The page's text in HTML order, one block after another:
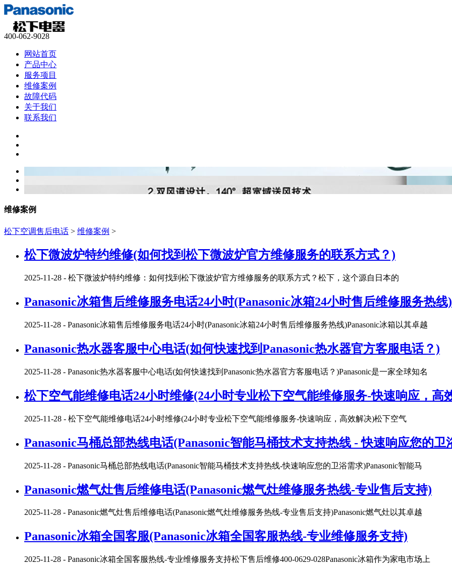
400-062-9028
网站首页
产品中心
服务项目
维修案例
故障代码
关于我们
联系我们
维修案例
松下空调售后电话 > 维修案例 >
松下微波炉特约维修(如何找到松下微波炉官方维修服务的联系方式？)
2025-11-28 - 松下微波炉特约维修：如何找到松下微波炉官方维修服务的联系方式？松下，这个源自日本的
Panasonic冰箱售后维修服务电话24小时(Panasonic冰箱24小时售后维修服务热线)
2025-11-28 - Panasonic冰箱售后维修服务电话24小时(Panasonic冰箱24小时售后维修服务热线)Panasonic冰箱以其卓越
Panasonic热水器客服中心电话(如何快速找到Panasonic热水器官方客服电话？)
2025-11-28 - Panasonic热水器客服中心电话(如何快速找到Panasonic热水器官方客服电话？)Panasonic是一家全球知名
松下空气能维修电话24小时维修(24小时专业松下空气能维修服务-快速响应，高
2025-11-28 - 松下空气能维修电话24小时维修(24小时专业松下空气能维修服务-快速响应，高效解决)松下空气
Panasonic马桶总部热线电话(Panasonic智能马桶技术支持热线 - 快速响应您的卫
2025-11-28 - Panasonic马桶总部热线电话(Panasonic智能马桶技术支持热线-快速响应您的卫浴需求)Panasonic智能马
Panasonic燃气灶售后维修电话(Panasonic燃气灶维修服务热线-专业售后支持)
2025-11-28 - Panasonic燃气灶售后维修电话(Panasonic燃气灶维修服务热线-专业售后支持)Panasonic燃气灶以其卓越
Panasonic冰箱全国客服(Panasonic冰箱全国客服热线-专业维修服务支持)
2025-11-28 - Panasonic冰箱全国客服热线-专业维修服务支持松下售后维修400-0629-028Panasonic冰箱作为家电市场上